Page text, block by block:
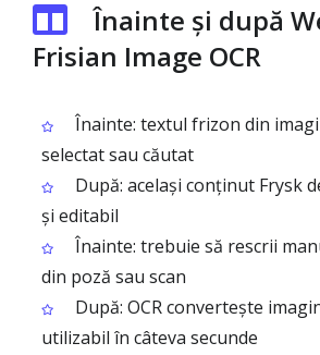
Înainte și după
Frisian Image OCR
Înainte: textul frizon din
selectat sau căutat
După: același conținut Frysk
și editabil
Înainte: trebuie să rescrii
din poză sau scan
După: OCR convertește
utilizabil în câteva secunde